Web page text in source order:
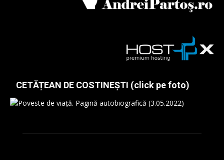
CETĂȚEAN DE COSTINEȘTI (click pe foto)